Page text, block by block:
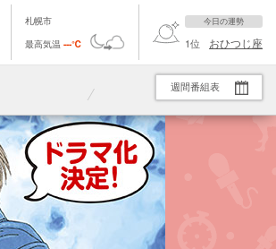
札幌市
最高気温 ---℃
今日の運勢
1位 おひつじ座
～ ＃３ 報道ステーション
週間番組表